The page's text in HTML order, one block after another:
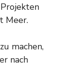
Meer.
machen,
nach